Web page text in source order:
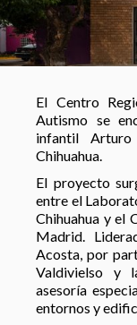
El Centro
Autismo se
infantil Arturo
Chihuahua.
El proyecto
entre el
Chihuahua y el
Madrid.
Acosta, por
Valdivielso y
asesoría
entornos y